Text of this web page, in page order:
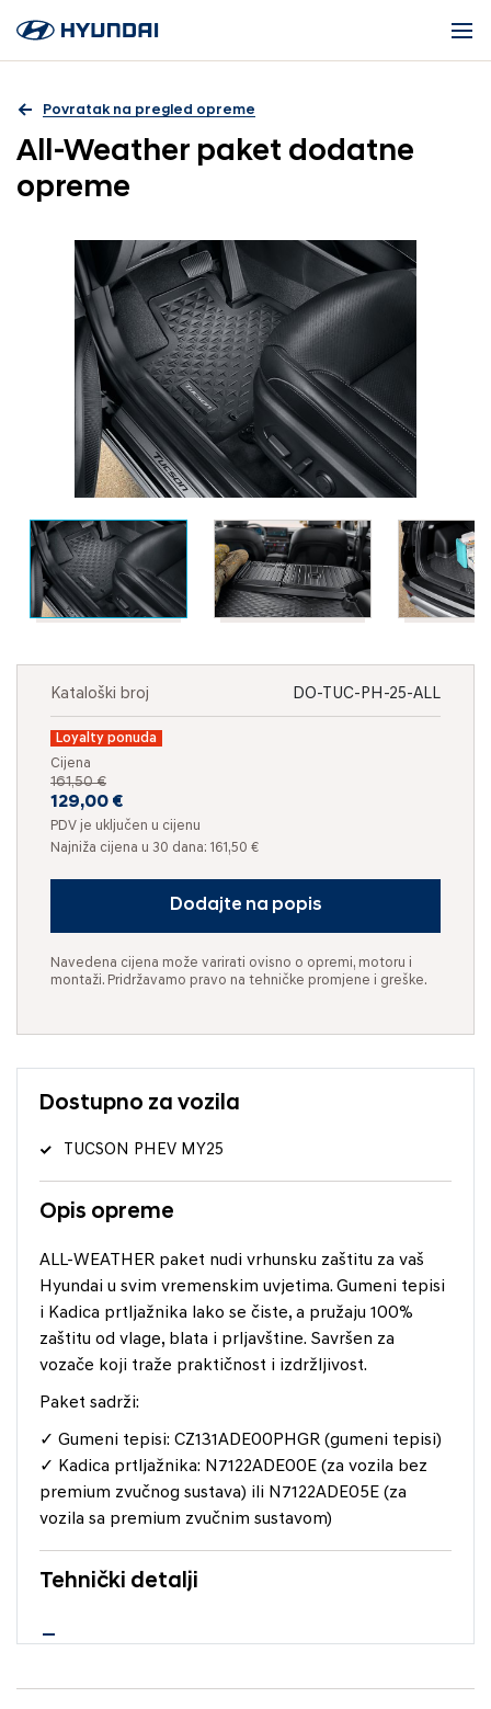
Povratak na pregled opreme
All-Weather paket dodatne
opreme
Kataloški broj DO-TUC-PH-25-ALL
Loyalty ponuda
Cijena
161,50 €
129,00 €
PDV je uključen u cijenu
Najniža cijena u 30 dana: 161,50 €
Dodajte na popis
Navedena cijena može varirati ovisno o opremi, motoru i
montaži. Pridržavamo pravo na tehničke promjene i greške.
Dostupno za vozila
TUCSON PHEV MY25
Opis opreme
ALL-WEATHER paket nudi vrhunsku zaštitu za vaš
Hyundai u svim vremenskim uvjetima. Gumeni tepisi
i Kadica prtljažnika lako se čiste, a pružaju 100%
zaštitu od vlage, blata i prljavštine. Savršen za
vozače koji traže praktičnost i izdržljivost.
Paket sadrži:
✓ Gumeni tepisi: CZ131ADE00PHGR (gumeni tepisi)
✓ Kadica prtljažnika: N7122ADE00E (za vozila bez
premium zvučnog sustava) ili N7122ADE05E (za
vozila sa premium zvučnim sustavom)
Tehnički detalji